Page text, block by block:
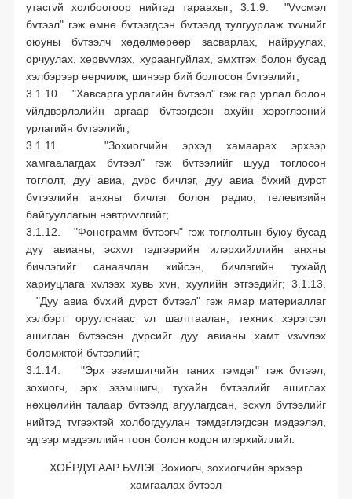
утасгvй холбоогоор нийтэд тараахыг; 3.1.9. "Vvсмэл
бvтээл" гэж өмнө бvтээгдсэн бvтээлд тулгуурлаж тvvнийг
оюуны бvтээлч хөдөлмөрөөр засварлах, найруулах,
орчуулах, хөрвvvлэх, хураангуйлах, эмхтгэх болон бусад
хэлбэрээр өөрчилж, шинээр бий болгосон бvтээлийг;
3.1.10. "Хавсарга урлагийн бvтээл" гэж гар урлал болон
vйлдвэрлэлийн аргаар бvтээгдсэн ахуйн хэрэглээний
урлагийн бvтээлийг;
3.1.11. "Зохиогчийн эрхэд хамаарах эрхээр
хамгаалагдах бvтээл" гэж бvтээлийг шууд тоглосон
тоглолт, дуу авиа, дvрс бичлэг, дуу авиа бvхий дvрст
бvтээлийн анхны бичлэг болон радио, телевизийн
байгууллагын нэвтрvvлгийг;
3.1.12. "Фонограмм бvтээгч" гэж тоглолтын буюу бусад
дуу авианы, эсхvл тэдгээрийн илэрхийллийн анхны
бичлэгийг санаачлан хийсэн, бичлэгийн тухайд
хариуцлага хvлээх хувь хvн, хуулийн этгээдийг; 3.1.13.
"Дуу авиа бvхий дvрст бvтээл" гэж ямар материаллаг
хэлбэрт оруулснаас vл шалтгаалан, техник хэрэгсэл
ашиглан бvтээсэн дvрсийг дуу авианы хамт vзvvлэх
боломжтой бvтээлийг;
3.1.14. "Эрх эзэмшигчийн таних тэмдэг" гэж бvтээл,
зохиогч, эрх эзэмшигч, тухайн бvтээлийг ашиглах
нөхцөлийн талаар бvтээлд агуулагдсан, эсхvл бvтээлийг
нийтэд тvгээхтэй холбогдуулан тэмдэглэгдсэн мэдээлэл,
эдгээр мэдээллийн тоон болон кодон илэрхийллийг.
ХОЁРДУГААР БVЛЭГ Зохиогч, зохиогчийн эрхээр
хамгаалах бvтээл